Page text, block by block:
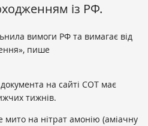
із РФ.
вимоги РФ та вимагає від
пише
на сайті СОТ має
тижнів.
мито на нітрат амонію (аміачну